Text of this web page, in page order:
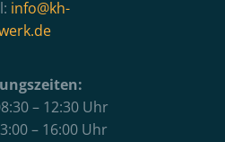
info@kh-
– 12:30 Uhr
– 16:00 Uhr